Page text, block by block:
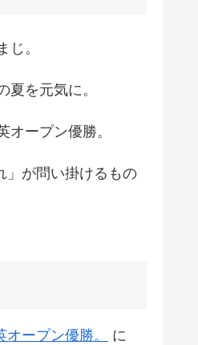
じ。
夏を元気に。
オープン優勝。
」が問い掛けるもの
ープン優勝。
に